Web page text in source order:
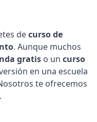
decurso de
. Aunque muchos
gratis o un curso
en una escuela
te ofrecemos